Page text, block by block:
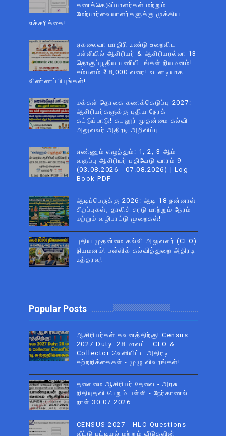
கணக்கெடுப்பாளர்கள் மற்றும்
மேற்பார்வையாளர்களுக்கு முக்கிய
எச்சரிக்கை!
ஏகலைவா மாதிரி உண்டு உறைவிட
பள்ளியில் ஆசிரியர் & ஆசிரியரல்லா 13
தொகுப்பூதிய பணியிடங்கள் நியமனம்!
சம்பளம் ₹18,000 வரை! உடனடியாக
விண்ணப்பியுங்கள்!
மக்கள் தொகை கணக்கெடுப்பு 2027:
ஆசிரியர்களுக்கு புதிய நேரக்
கட்டுப்பாடு! கடலூர் முதன்மை கல்வி
அலுவலர் அதிரடி அறிவிப்பு
எண்ணும் எழுத்தும்: 1, 2, 3-ஆம்
வகுப்பு ஆசிரியர் பதிவேடு வாரம் 9
(03.08.2026 - 07.08.2026) | Log
Book PDF
ஆடிப்பெருக்கு 2026: ஆடி 18 நன்னாள்
சிறப்புகள், தாலிச் சரடு மாற்றும் நேரம்
மற்றும் வழிபாட்டு முறைகள்!
புதிய முதன்மை கல்வி அலுவலர் (CEO)
நியமனம்! பள்ளிக் கல்வித்துறை அதிரடி
உத்தரவு!
Popular Posts
ஆசிரியர்கள் கவனத்திற்கு! Census
2027 Duty: 28 மாவட்ட CEO &
Collector வெளியிட்ட அதிரடி
சுற்றறிக்கைகள் - முழு விவரங்கள்!
தலைமை ஆசிரியர் தேவை - அரசு
நிதியுதவி பெறும் பள்ளி - நேர்காணல்
நாள் 30.07.2026
CENSUS 2027 - HLO Questions -
வீட்டு பட்டியல் மற்றும் வீடுகளின்